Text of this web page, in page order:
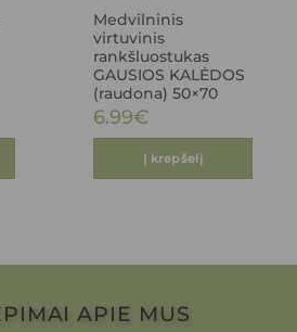
Medvilninis
virtuvinis
rankšluostukas
GAUSIOS KALĖDOS
(raudona) 50×70
6.99€
Į krepšelį
APIE MUS